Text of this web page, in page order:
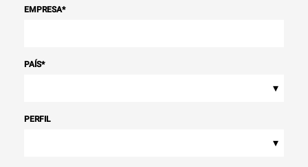
EMPRESA*
PAÍS*
▾
PERFIL
▾